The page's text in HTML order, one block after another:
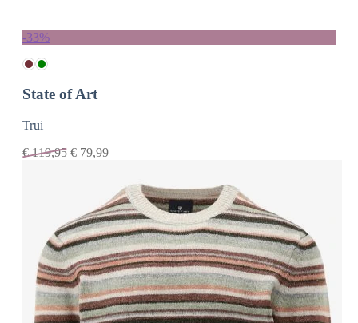
-33%
State of Art
Trui
€119,95 € 79,99